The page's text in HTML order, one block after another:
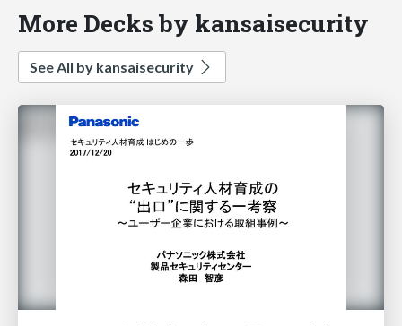
More Decks by kansaisecurity
See All by kansaisecurity